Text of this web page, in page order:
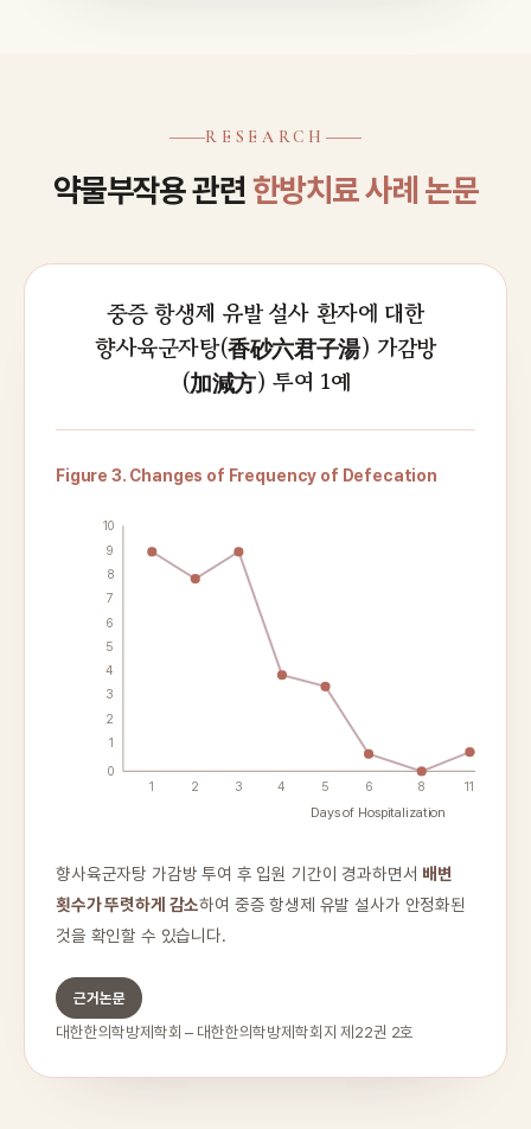
RESEARCH
약물부작용 관련한방치료 사례 논문
중증 항생제 유발 설사 환자에 대한
향사육군자탕(香砂六君子湯) 가감방
(加減方) 투여 1예
Figure 3. Changes of Frequency of Defecation
10
9
8
7
6
5
4
3
2
1
0
1
2 3 4 5 6 8 11
Days of Hospitalization
향사육군자탕 가감방 투여 후 입원 기간이 경과하면서 배변
횟수가 뚜렷하게 감소하여 중증 항생제 유발 설사가 안정화된
것을 확인할 수 있습니다.
근거논문
대한한의학방제학회 – 대한한의학방제학회지 제22권 2호